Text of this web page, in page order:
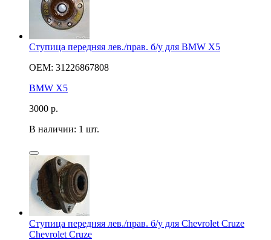
Ступица передняя лев./прав. б/у для BMW X5
OEM: 31226867808
BMW X5
3000 р.
В наличии: 1 шт.
Ступица передняя лев./прав. б/у для Chevrolet Cruze
Chevrolet Cruze